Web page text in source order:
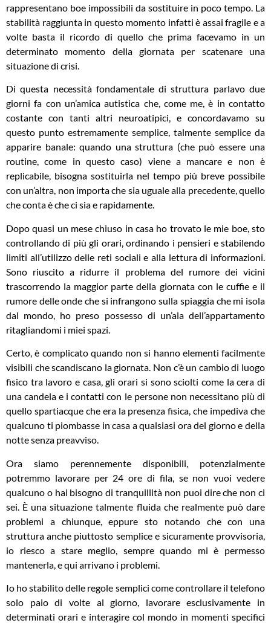
rappresentano boe impossibili da sostituire in poco tempo. La
stabilità raggiunta in questo momento infatti è assai fragile e a
volte basta il ricordo di quello che prima facevamo in un
determinato momento della giornata per scatenare una
situazione di crisi.
Di questa necessità fondamentale di struttura parlavo due
giorni fa con un’amica autistica che, come me, è in contatto
costante con tanti altri neuroatipici, e concordavamo su
questo punto estremamente semplice, talmente semplice da
apparire banale: quando una struttura (che può essere una
routine, come in questo caso) viene a mancare e non è
replicabile, bisogna sostituirla nel tempo più breve possibile
con un’altra, non importa che sia uguale alla precedente, quello
che conta è che ci sia e rapidamente.
Dopo quasi un mese chiuso in casa ho trovato le mie boe, sto
controllando di più gli orari, ordinando i pensieri e stabilendo
limiti all’utilizzo delle reti sociali e alla lettura di informazioni.
Sono riuscito a ridurre il problema del rumore dei vicini
trascorrendo la maggior parte della giornata con le cuffie e il
rumore delle onde che si infrangono sulla spiaggia che mi isola
dal mondo, ho preso possesso di un’ala dell’appartamento
ritagliandomi i miei spazi.
Certo, è complicato quando non si hanno elementi facilmente
visibili che scandiscano la giornata. Non c’è un cambio di luogo
fisico tra lavoro e casa, gli orari si sono sciolti come la cera di
una candela e i contatti con le persone non necessitano più di
quello spartiacque che era la presenza fisica, che impediva che
qualcuno ti piombasse in casa a qualsiasi ora del giorno e della
notte senza preavviso.
Ora siamo perennemente disponibili, potenzialmente
potremmo lavorare per 24 ore di fila, se non vuoi vedere
qualcuno o hai bisogno di tranquillità non puoi dire che non ci
sei. È una situazione talmente fluida che realmente può dare
problemi a chiunque, eppure sto notando che con una
struttura anche piuttosto semplice e sicuramente provvisoria,
io riesco a stare meglio, sempre quando mi è permesso
mantenerla, e qui arrivano i problemi.
Io ho stabilito delle regole semplici come controllare il telefono
solo paio di volte al giorno, lavorare esclusivamente in
determinati orari e interagire col mondo in momenti specifici